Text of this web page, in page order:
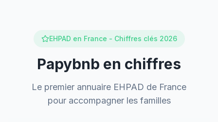
EHPAD en France - Chiffres clés 2026
Papybnb en chiffres
Le premier annuaire EHPAD de France
pour accompagner les familles